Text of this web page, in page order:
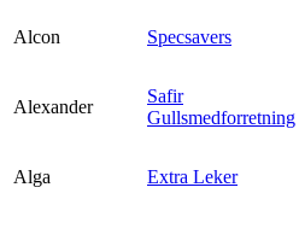
Alcon Specsavers
Alexander
Safir
Gullsmedforretning
Alga Extra Leker